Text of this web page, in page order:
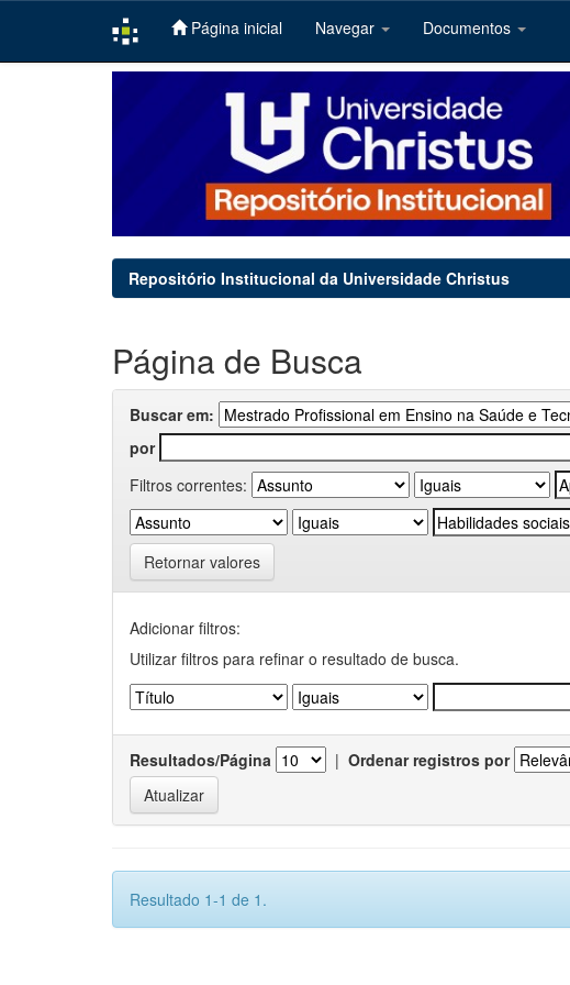
Página inicial Navegar Documentos
Repositório Institucional da Universidade Christus
Página de Busca
Buscar em:
por
Filtros correntes:
Retornar valores
Adicionar filtros:
Utilizar filtros para refinar o resultado de busca.
Resultados/Página | Ordenar registros por
Resultado 1-1 de 1.